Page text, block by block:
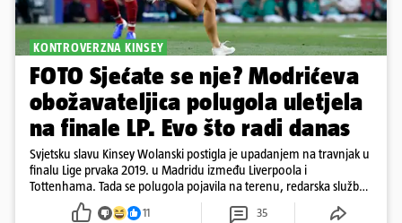
KONTROVERZNA KINSEY
FOTO Sjećate se nje? Modrićeva
obožavateljica polugola uletjela
na finale LP. Evo što radi danas
Svjetsku slavu Kinsey Wolanski postigla je upadanjem na travnjak u
finalu Lige prvaka 2019. u Madridu između Liverpoola i
Tottenhama. Tada se polugola pojavila na terenu, redarska služba
ju je lovila po travnjaku, a njezine fotografije obišle su svijet.
11 35